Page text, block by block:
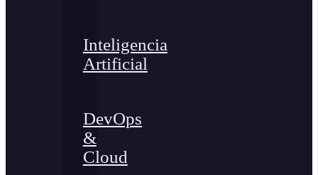
Inteligencia
Artificial
DevOps
&
Cloud